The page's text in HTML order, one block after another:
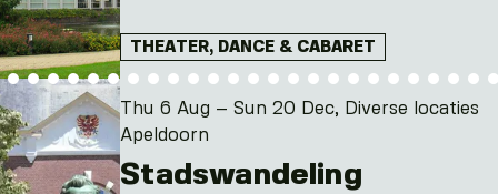
THEATER, DANCE & CABARET
Thu 6 Aug – Sun 20 Dec, Diverse locaties
Apeldoorn
Stadswandeling